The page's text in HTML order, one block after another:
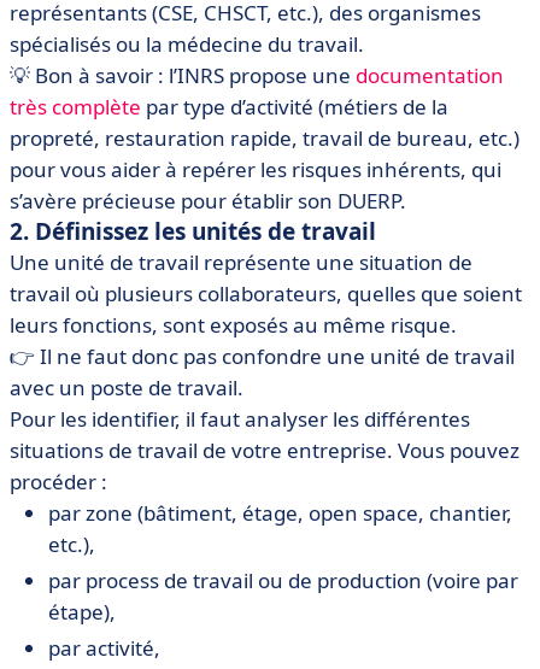
représentants (CSE, CHSCT, etc.), des organismes
spécialisés ou la médecine du travail.
💡 Bon à savoir : l’INRS propose une documentation
très complète par type d’activité (métiers de la
propreté, restauration rapide, travail de bureau, etc.)
pour vous aider à repérer les risques inhérents, qui
s’avère précieuse pour établir son DUERP.
2. Définissez les unités de travail
Une unité de travail représente une situation de
travail où plusieurs collaborateurs, quelles que soient
leurs fonctions, sont exposés au même risque.
👉 Il ne faut donc pas confondre une unité de travail
avec un poste de travail.
Pour les identifier, il faut analyser les différentes
situations de travail de votre entreprise. Vous pouvez
procéder :
par zone (bâtiment, étage, open space, chantier,
etc.),
par process de travail ou de production (voire par
étape),
par activité,